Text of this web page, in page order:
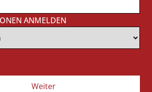
ANMELDEN
Weiter